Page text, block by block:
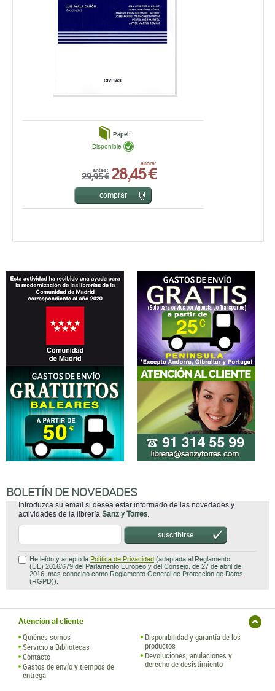
Papel:
antes:
29,95 €
ahora:
28,45 €
Disponible
comprar
BOLETÍN DE NOVEDADES
Introduzca su email si desea estar informado de las novedades y
actividades de la librería Sanz y Torres
suscribirse
He leído y acepto la Política de Privacidad (adaptada al Reglamento
(UE) 2016/679 del Parlamento Europeo y del Consejo, de 27 de abril de
2016, mas conocido como Reglamento General de Protección de Datos
(RGPD)).
Atención al cliente
Quiénes somos
Servicio a Bibliotecas
Contacto
Gastos de envío y tiempos de
entrega
Disponibilidad y garantía de los
productos
Devoluciones, anulaciones y
derecho de desistimiento